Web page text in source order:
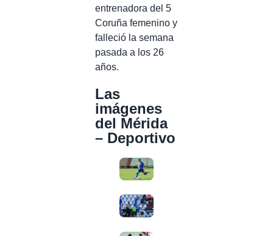
entrenadora del 5
Coruña femenino y
falleció la semana
pasada a los 26
años.
Las
imágenes
del Mérida
– Deportivo